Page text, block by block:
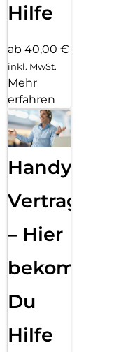
Hilfe
ab 40,00 €
inkl. MwSt.
Mehr
erfahren
Handy
– Hier
bekommst
Du
Hilfe